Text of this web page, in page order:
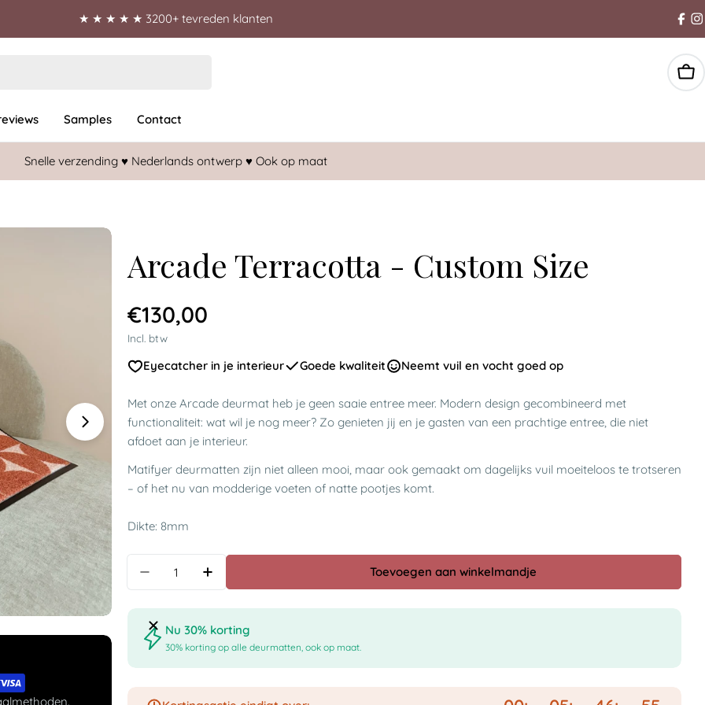
★ ★ ★ ★ ★ 3200+ tevreden klanten
Samples Contact
Snelle verzending ♥︎ Nederlands ontwerp ♥︎ Ook op maat
Arcade Terracotta - Custom Size
Normale
prijs
€130,00
Incl. btw
Eyecatcher in je interieur Goede kwaliteit Neemt vuil en vocht goed op
Met onze Arcade deurmat heb je geen saaie entree meer. Modern design gecombineerd met
functionaliteit: wat wil je nog meer? Zo genieten jij en je gasten van een prachtige entree, die niet
afdoet aan je interieur.
Matifyer deurmatten zijn niet alleen mooi, maar ook gemaakt om dagelijks vuil moeiteloos te trotseren
– of het nu van modderige voeten of natte pootjes komt.
Dikte: 8mm
Toevoegen aan winkelmandje
Nu 30% korting
30% korting op alle deurmatten, ook op maat.